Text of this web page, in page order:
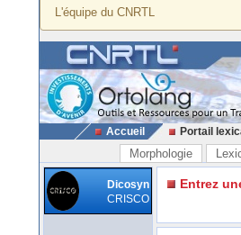
L'équipe du CNRTL
Accueil Portail
Morphologie
Dicosyn
CRISCO
Entrez